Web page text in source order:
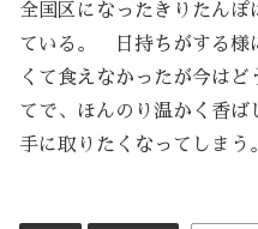
全国区になったきりたん
ている。 日持ちがする様
くて食えなかったが今は
てで、ほんのり温かく香
手に取りたくなってしまう。